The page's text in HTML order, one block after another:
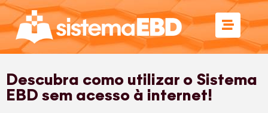
Descubra como utilizar o Sistema
EBD sem acesso à internet!